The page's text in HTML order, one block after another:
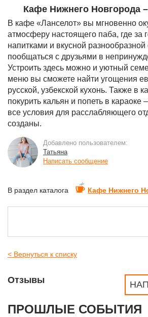
Кафе Нижнего Новгорода –
В кафе «Ланселот» вы мгновенно
атмосферу настоящего паба, где за
напитками и вкусной
пообщаться с друзьями в
Устроить здесь можно и уютный
меню вы сможете найти угощения
русской, узбекской кухонь. Также в
покурить кальян и попеть в караоке
все условия для расслабляющего
созданы.
Добавлено пользователем:
Татьяна
Написать сообщение
В раздел каталога Кафе Нижнего
< Вернуться к списку
Отзывы
ПРОШЛЫЕ СОБЫТИЯ